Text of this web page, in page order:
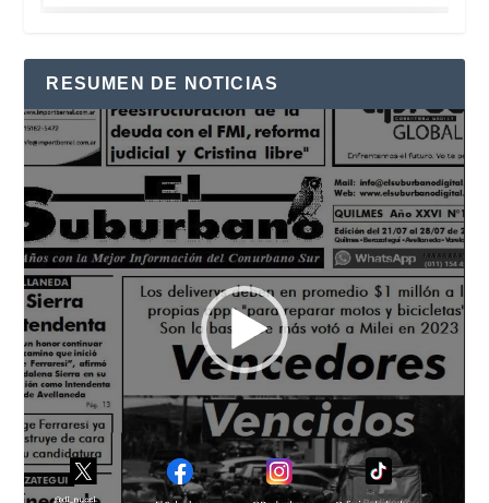
RESUMEN DE NOTICIAS
Reproductor
de
vídeo